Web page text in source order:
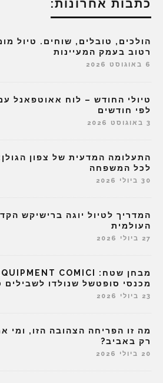
כתבות אחרונות:
הולכים, טובלים, שוחים. טיול
רטוב בעמק המעיינות
6 באוגוסט 2026
טיולי החודש – לוח אאוטפאנל
לפי חודשים
3 באוגוסט 2026
התעלומה המדעית של צפון
לכל המשפחה
30 ביולי 2026
המדריך לטיול יוגה ברישיקש
העולמית
27 ביולי 2026
מכנסי סופטשל שנולדו לשבילים
23 ביולי 2026
מה זו הפריחה הצהובה הזו, ומי
רק באביב?
20 ביולי 2026